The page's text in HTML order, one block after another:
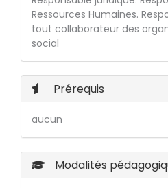
Ressources Humaines.
tout collaborateur des
social
Prérequis
aucun
Modalités